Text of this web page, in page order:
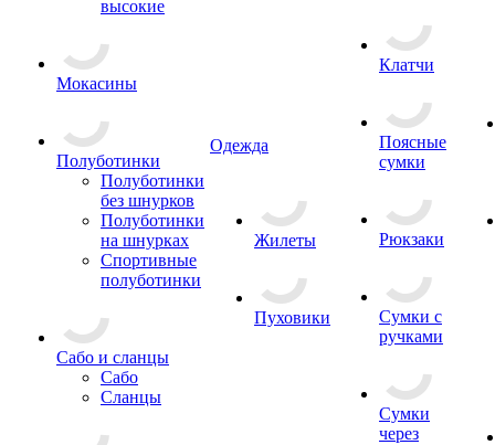
высокие
Мокасины
Полуботинки
Полуботинки
без шнурков
Полуботинки
на шнурках
Спортивные
полуботинки
Сабо и сланцы
Сабо
Сланцы
Одежда
Жилеты
Пуховики
Клатчи
Поясные
сумки
Рюкзаки
Сумки с
ручками
Сумки
через